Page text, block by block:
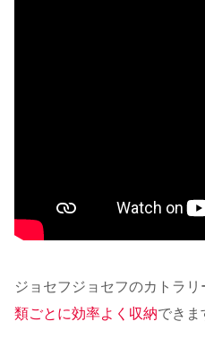
ジョセフジョセフのカトラ
類ごとに効率よく収納できま